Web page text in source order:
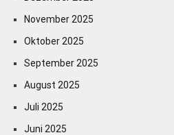
November 2025
Oktober 2025
September 2025
August 2025
Juli 2025
Juni 2025